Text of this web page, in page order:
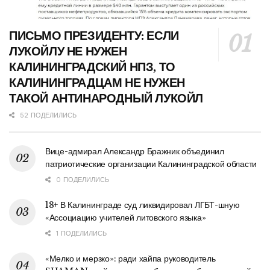
ПИСЬМО ПРЕЗИДЕНТУ: ЕСЛИ
ЛУКОЙЛУ НЕ НУЖЕН
КАЛИНИНГРАДСКИЙ НПЗ, ТО
КАЛИНИНГРАДЦАМ НЕ НУЖЕН
ТАКОЙ АНТИНАРОДНЫЙ ЛУКОЙЛ
52 ПОДЕЛИЛИСЬ
Вице-адмирал Александр Бражник объединил
патриотические организации Калининградской области
0 ПОДЕЛИЛИСЬ
18+ В Калининграде суд ликвидировал ЛГБТ-шную
«Ассоциацию учителей литовского языка»
1 ПОДЕЛИЛИСЬ
«Мелко и мерзко»: ради хайпа руководитель